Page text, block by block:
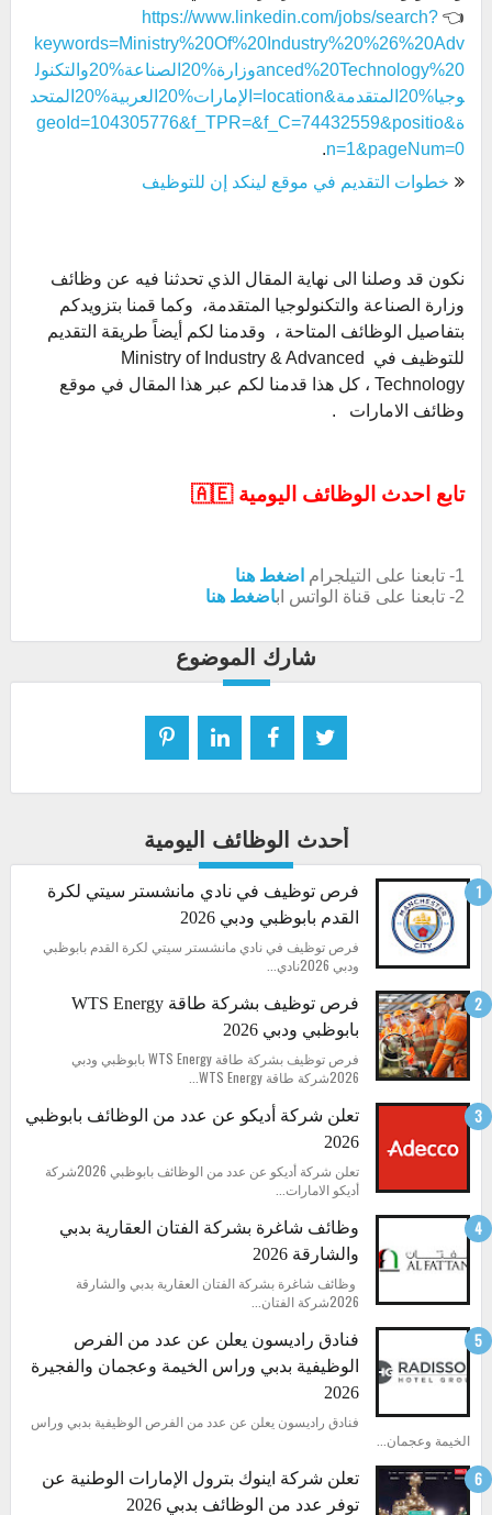
👈
https://www.linkedin.com/jobs/search?
keywords=Ministry%20Of%20Industry%20%26%20Adv
anced%20Technology%20وزارة%20الصناعة%20والتكنول
وجيا%20المتقدمة&location=الإمارات%20العربية%20المتحد
ة&geoId=104305776&f_TPR=&f_C=74432559&positio
n=1&pageNum=0
.
خطوات التقديم في موقع لينكد إن للتوظيف
نكون قد وصلنا الى نهاية المقال الذي تحدثنا فيه عن وظائف
وزارة الصناعة والتكنولوجيا المتقدمة، وكما قمنا بتزويدكم
بتفاصيل الوظائف المتاحة ، وقدمنا لكم أيضاً طريقة التقديم
للتوظيف في Ministry of Industry & Advanced
Technology ، كل هذا قدمنا لكم عبر هذا المقال في موقع
وظائف الامارات .
تابع احدث الوظائف اليومية 🇦🇪
1- تابعنا على التيلجرام
اضغط هنا
2- تابعنا على قناة الواتس اب
اضغط هنا
شارك الموضوع
أحدث الوظائف اليومية
فرص توظيف في نادي مانشستر سيتي لكرة
القدم بابوظبي ودبي 2026
فرص توظيف في نادي مانشستر سيتي لكرة القدم بابوظبي
ودبي 2026نادي...
فرص توظيف بشركة طاقة WTS Energy
بابوظبي ودبي 2026
فرص توظيف بشركة طاقة WTS Energy بابوظبي ودبي
2026شركة طاقة WTS Energy...
تعلن شركة أديكو عن عدد من الوظائف بابوظبي
2026
تعلن شركة أديكو عن عدد من الوظائف بابوظبي 2026شركة
أديكو الامارات...
وظائف شاغرة بشركة الفتان العقارية بدبي
والشارقة 2026
وظائف شاغرة بشركة الفتان العقارية بدبي والشارقة
2026شركة الفتان...
فنادق راديسون يعلن عن عدد من الفرص
الوظيفية بدبي وراس الخيمة وعجمان والفجيرة
2026
فنادق راديسون يعلن عن عدد من الفرص الوظيفية بدبي وراس
الخيمة وعجمان...
تعلن شركة اينوك بترول الإمارات الوطنية عن
توفر عدد من الوظائف بدبي 2026